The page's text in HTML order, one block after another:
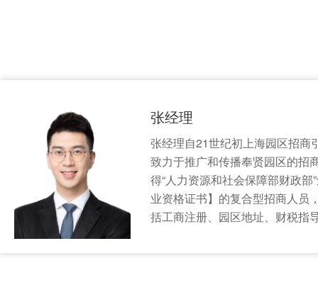
张经理
张经理自21世纪初上海园区招商
致力于推广和传播奉贤园区的招
得“人力资源和社会保障部财政部
业资格证书】的复合型招商人员
括工商注册、园区地址、财税指